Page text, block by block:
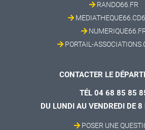
RANDO66.FR
PORTAIL-
CONTACTER LE
TÉL 04 68 85 85
DU LUNDI AU VENDREDI DE
POSER UNE